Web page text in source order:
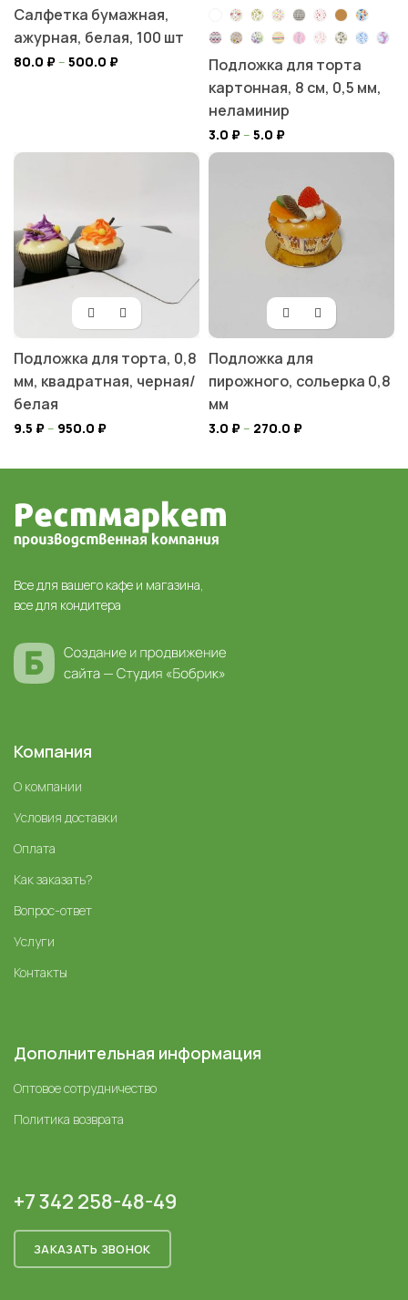
Салфетка бумажная,
ажурная, белая, 100 шт
80.0 ₽– 500.0 ₽
Подложка для торта
картонная, 8 см, 0,5 мм,
неламинир
3.0 ₽– 5.0 ₽
Подложка для торта, 0,8
мм, квадратная, черная/
белая
9.5 ₽– 950.0 ₽
Подложка для
пирожного, сольерка 0,8
мм
3.0 ₽– 270.0 ₽
Все для вашего кафе и магазина,
все для кондитера
Компания
О компании
Условия доставки
Оплата
Как заказать?
Вопрос-ответ
Услуги
Контакты
Дополнительная информация
Оптовое сотрудничество
Политика возврата
+7 342 258-48-49
ЗАКАЗАТЬ ЗВОНОК